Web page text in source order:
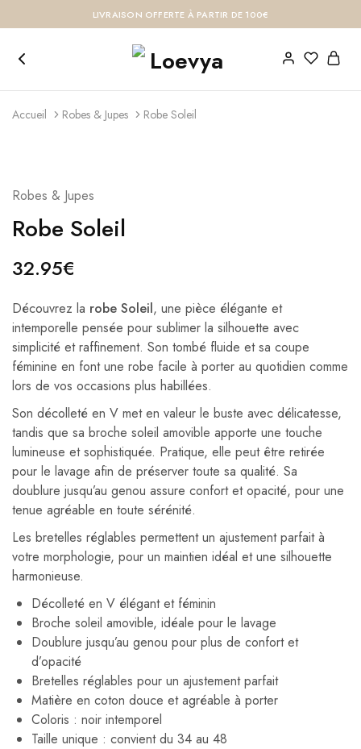
LIVRAISON OFFERTE À PARTIR DE 100€
Accueil Robes & Jupes Robe Soleil
Robes & Jupes
Robe Soleil
32.95€
Découvrez la robe Soleil, une pièce élégante et
intemporelle pensée pour sublimer la silhouette avec
simplicité et raffinement. Son tombé fluide et sa coupe
féminine en font une robe facile à porter au quotidien comme
lors de vos occasions plus habillées.
Son décolleté en V met en valeur le buste avec délicatesse,
tandis que sa broche soleil amovible apporte une touche
lumineuse et sophistiquée. Pratique, elle peut être retirée
pour le lavage afin de préserver toute sa qualité. Sa
doublure jusqu’au genou assure confort et opacité, pour une
tenue agréable en toute sérénité.
Les bretelles réglables permettent un ajustement parfait à
votre morphologie, pour un maintien idéal et une silhouette
harmonieuse.
Décolleté en V élégant et féminin
Broche soleil amovible, idéale pour le lavage
Doublure jusqu’au genou pour plus de confort et
d’opacité
Bretelles réglables pour un ajustement parfait
Matière en coton douce et agréable à porter
Coloris : noir intemporel
Taille unique : convient du 34 au 48